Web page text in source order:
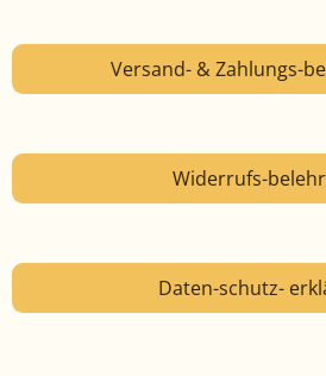
Versand- & Zahlungs-
Widerrufs-
Daten-schutz-